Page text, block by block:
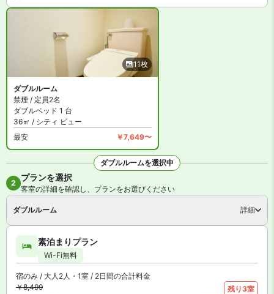
11枚
ダブルルーム
禁煙 / 定員2名
ダブルベッド 1 台
36㎡ / シティ ビュー
最安
￥7,649〜
ダブルルームを選択中
2 プランを選択
客室の詳細を確認し、プランをお選びください
ダブルルーム 詳細
素泊まりプラン
Wi-Fi無料
宿のみ / 大人2人・1室 / 2日間の合計料金
￥8,499
残り3室